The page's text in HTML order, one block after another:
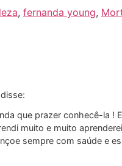
, fernanda young,
disse:
que prazer conhecê-la
muito e muito
sempre com saúde e